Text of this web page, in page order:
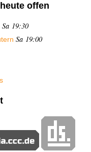
offen
Sa 19:30
Sa 19:00